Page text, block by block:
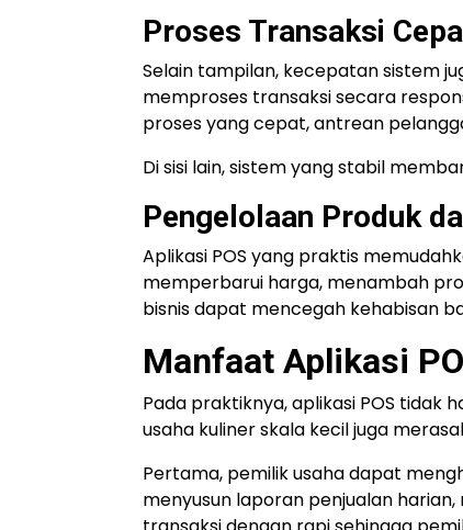
Proses Transaksi
Selain tampilan, kecepatan sistem
memproses transaksi secara
proses yang cepat, antrean
Di sisi lain, sistem yang stabil
Pengelolaan Produk
Aplikasi POS yang praktis
memperbarui harga, menambah
bisnis dapat mencegah kehabisan
Manfaat Aplikasi
Pada praktiknya, aplikasi POS tidak
usaha kuliner skala kecil juga
Pertama, pemilik usaha dapat
menyusun laporan penjualan